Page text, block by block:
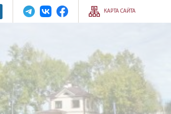
КАРТА САЙТА